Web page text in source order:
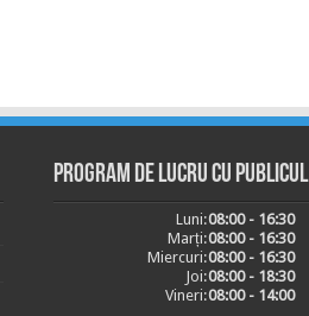
Program de lucru cu publicul
Luni:08:00 - 16:30
Marți:08:00 - 16:30
Miercuri:08:00 - 16:30
Joi:08:00 - 18:30
Vineri:08:00 - 14:00